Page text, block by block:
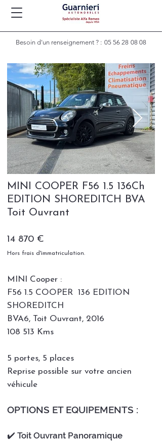
Besoin d'un renseignement ? : 05 56 28 08 08
MINI COOPER F56 1.5 136Ch
EDITION SHOREDITCH BVA
Toit Ouvrant
14 870 €
Hors frais d'immatriculation.
MINI Cooper :
F56 1.5 COOPER 136 EDITION
SHOREDITCH
BVA6, Toit Ouvrant, 2016
108 513 Kms
5 portes, 5 places
Reprise possible sur votre ancien
véhicule
OPTIONS ET EQUIPEMENTS :
✔️ Toit Ouvrant Panoramique